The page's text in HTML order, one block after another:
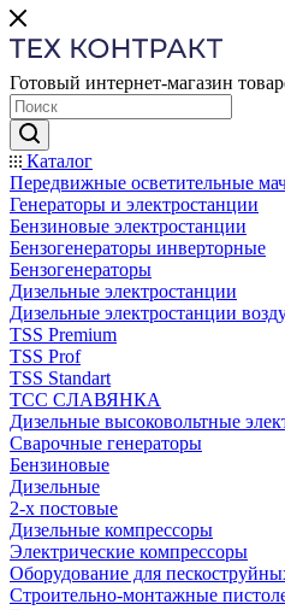
Готовый интернет-магазин
Каталог
Передвижные осветительные
Генераторы и электростанции
Бензиновые электростанции
Бензогенераторы инверторные
Бензогенераторы
Дизельные электростанции
Дизельные электростанции
TSS Premium
TSS Prof
TSS Standart
ТСС СЛАВЯНКА
Дизельные высоковольтные
Сварочные генераторы
Бензиновые
Дизельные
2-х постовые
Дизельные компрессоры
Электрические компрессоры
Оборудование для
Строительно-монтажные